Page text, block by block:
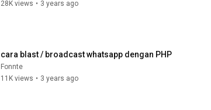
28K views • 3 years ago
cara blast / broadcast whatsapp dengan PHP
Fonnte
11K views • 3 years ago